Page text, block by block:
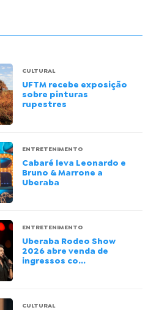
CULTURAL
UFTM recebe exposição
sobre pinturas
rupestres
ENTRETENIMENTO
Cabaré leva Leonardo e
Bruno & Marrone a
Uberaba
ENTRETENIMENTO
Uberaba Rodeo Show
2026 abre venda de
ingressos co...
CULTURAL